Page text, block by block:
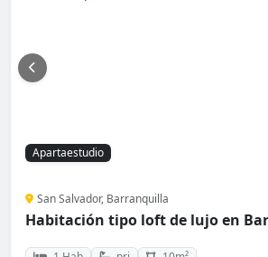
Apartaestudio
San Salvador, Barranquilla
Habitación tipo loft de lujo en